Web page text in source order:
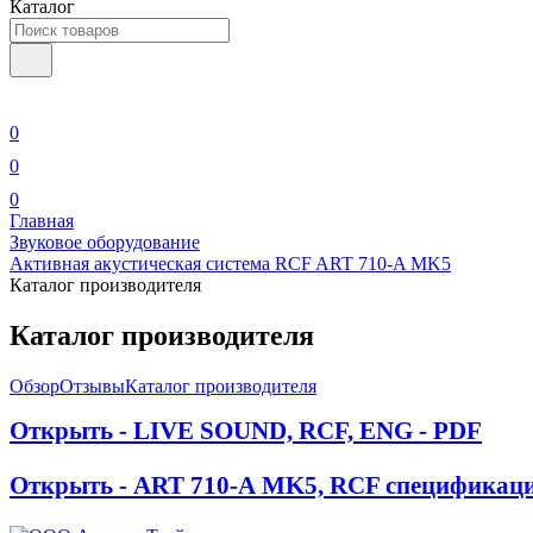
Каталог
0
0
0
Главная
Звуковое оборудование
Активная акустическая система RCF ART 710-A MK5
Каталог производителя
Каталог производителя
ОбзорОтзывыКаталог производителя
Открыть - LIVE SOUND, RCF, ENG - PDF
Открыть - ART 710-А MK5, RCF